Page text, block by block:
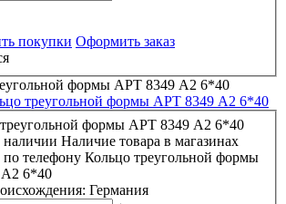
покупки Оформить заказ
треугольной формы АРТ 8349 А2 6*40
Наличие товара в магазинах
по телефону Кольцо треугольной формы
6*40
Германия